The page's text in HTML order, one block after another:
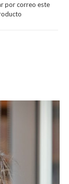
por correo este